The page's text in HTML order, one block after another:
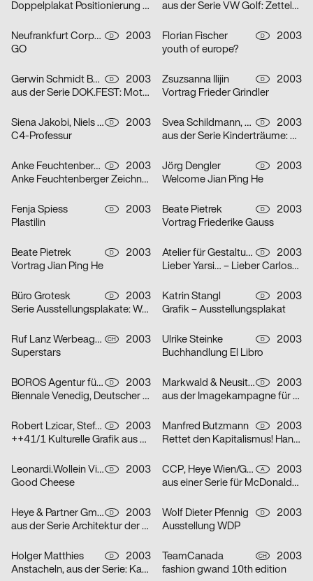
Doppelplakat Positionierung – Design und Architektur, von der Ausbildung zum Beruf?
aus der Serie VW Golf: Zettelplakat
Neufrankfurt Corporate Design GmbH D
2003
GO
Florian Fischer D
2003
youth of europe?
Gerwin Schmidt Büro für visuelle Gestaltung D
2003
aus der Serie DOK.FEST: Motiv Schrei – Motiv Kuss
Zsuzsanna Ilijin D
2003
Vortrag Frieder Grindler
Siena Jakobi, Niels Verhaag D
2003
C4-Professur
Svea Schildmann, Kathrin Nahlik D
2003
aus der Serie Kinderträume: Feuerwehr
Anke Feuchtenberger D
2003
Anke Feuchtenberger Zeichnungen
Jörg Dengler D
2003
Welcome Jian Ping He
Fenja Spiess D
2003
Plastilin
Beate Pietrek D
2003
Vortrag Friederike Gauss
Beate Pietrek D
2003
Vortrag Jian Ping He
Atelier für Gestaltung D
2003
Lieber Yarsi… – Lieber Carlos… – Serie von zwei Plakaten
Büro Grotesk D
2003
Serie Ausstellungsplakate: Wolfgang Vetten – Jürgen Paas – Kunstauktion
Katrin Stangl D
2003
Grafik – Ausstellungsplakat
Ruf Lanz Werbeagentur AG CH
2003
Superstars
Ulrike Steinke D
2003
Buchhandlung El Libro
BOROS Agentur für Kommunikation D
2003
Biennale Venedig, Deutscher Pavillon
Markwald & Neusitzer D
2003
aus der Imagekampagne für die Deutsche Aidshilfe e.V.
Robert Lzicar, Stefanie Preis D
2003
++41/1 Kulturelle Grafik aus Zürich
Manfred Butzmann D
2003
Rettet den Kapitalismus! Handelt jetzt!
Leonardi.Wollein Visuelle Konzepte D
2003
Good Cheese
CCP, Heye Wien/GBK,Heye München A
2003
aus einer Serie für McDonalds Österreich (Gabeln)
Heye & Partner GmbH D
2003
aus der Serie Architektur der Obdachlosigkeit: Motiv Citylight/Motiv Litfaßsäule
Wolf Dieter Pfennig D
2003
Ausstellung WDP
Holger Matthies D
2003
Anstacheln, aus der Serie: Kammerspiele – typografische Themenplakate
TeamCanada CH
2003
fashion gwand 10th edition